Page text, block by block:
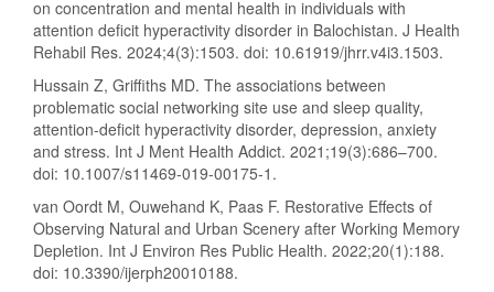
on concentration and mental health in individuals with
attention deficit hyperactivity disorder in Balochistan. J Health
Rehabil Res. 2024;4(3):1503. doi: 10.61919/jhrr.v4i3.1503.
Hussain Z, Griffiths MD. The associations between
problematic social networking site use and sleep quality,
attention-deficit hyperactivity disorder, depression, anxiety
and stress. Int J Ment Health Addict. 2021;19(3):686–700.
doi: 10.1007/s11469-019-00175-1.
van Oordt M, Ouwehand K, Paas F. Restorative Effects of
Observing Natural and Urban Scenery after Working Memory
Depletion. Int J Environ Res Public Health. 2022;20(1):188.
doi: 10.3390/ijerph20010188.